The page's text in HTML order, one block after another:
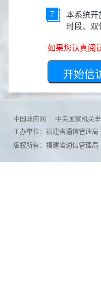
7
本系统
时段、
如果您认真阅
开始信
中国政府网
中央国家机关
主办单位：福建省通信管
版权所有：福建省通信管